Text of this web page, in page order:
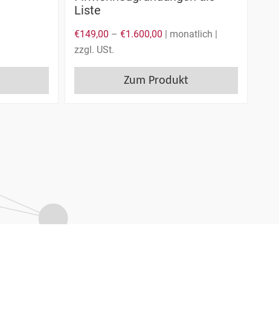
Liste
€149,00 –€1.600,00
| monatlich |
zzgl. USt.
Zum Produkt